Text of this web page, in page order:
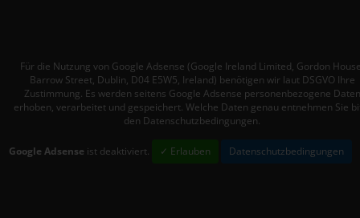
Für die Nutzung von Google Adsense (Google Ireland Limited, Gordon
Barrow Street, Dublin, D04 E5W5, Ireland) benötigen wir laut DSGVO Ihre
Zustimmung. Es werden seitens Google Adsense personenbezogene Daten
erhoben, verarbeitet und gespeichert. Welche Daten genau entnehmen Sie
den Datenschutzbedingungen.
Google Adsense ist deaktiviert. ✓ Erlauben Datenschutzbedingungen
Behörde, Einrichtung oder andere Stelle, die personenbezogene
Daten im Auftrag des Verantwortlichen verarbeitet.
Empfänger ist eine natürliche oder juristische Person, Behörde,